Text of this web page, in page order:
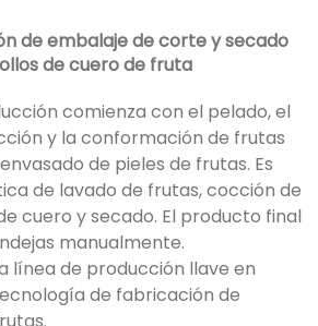
de embalaje de corte y secado
de cuero de fruta
comienza con el pelado, el
y la conformación de frutas
de pieles de frutas. Es
de lavado de frutas, cocción de
cuero y secado. El producto final
manualmente.
línea de producción llave en
de fabricación de